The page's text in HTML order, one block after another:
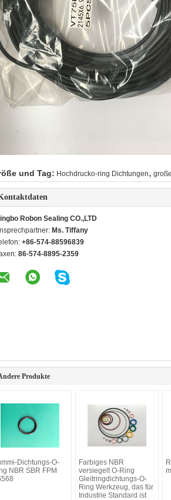
und Tag: Hochdrucko-ring Dichtungen,
Robon Sealing CO.,LTD
Ms. Tiffany
+86-574-88596839
86-574-8895-2359
Produkte
Dichtungs-O-
NBR SBR FPM
Farbiges NBR
versiegelt O-Ring
Gleitringdichtungs-O-
Ring Werkzeug, das für
Industrie Standard ist